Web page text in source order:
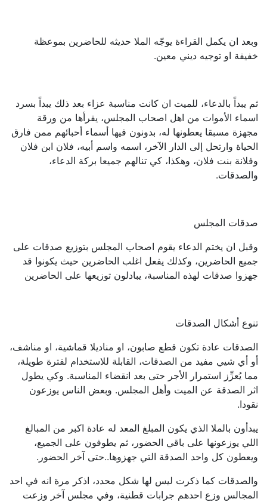
وبعد ان يكمل القراءة يوجّه الملا حديثه للحاضرين بموعظة
خفيفة او توجيه ديني معين.
ثم يبداً بالدعاء، للميت ان كانت مناسبة عزاء بعد ذلك يبداً بسرد
اسماء الأموات من اهل اصحاب المجلس، يقرأها من ورقة
مجهزة مسبقا يعطونها له، بدونون فيها أسماء أحبائهم ممن فارق
الحياة وارتحل إلى الدار الآخر، اسمه واسم أبيه، فلان ابن فلان
وفلانة بنت فلان، وهكذا، كي تنالهم جميعا بركة الدعاء،
والصدقات.
صدقات المجلس
وقبل ان يختم الدعاء يقوم اصحاب المجلس بتوزيع صدقات على
جميع الحاضرين، وكذلك يفعل اغلب الحاضرين حيث يكونوا قد
جهزوا صدقات لهذه المناسبة، يبادلون توزيعها على الحاضرين
تنوع أشكال الصدقات
الصدقات عادة تكون قطع صابون، او مناديلا قماشية، او مناشف،
أو أي شيي مفيد من الصدقات، القابلة للاستخدام لفترة طويلة،
مما يُعزِّز استمرار الأجر حتى بعد انقضاء المناسبة. وكي يطول
اثر الصدقة عن الميت وأهل المجلس. وبعض الناس يوزعون
نقودا.
يبدأون بالملا الذي يكون المبلغ المعد له عادة اكبر من المبالغ
اللي يوزعونها على باقي الحضور، ثم يطوفون على الجميع،
ويعطون كل واحد الصدقة التي جهزوها..حتى آخر الحضور.
والصدقات كما ذكرت ليس لها شكل محدد، اذكر مرة انه في احد
المجالس وزع احدهم جرابات قطنية، وفي مجلس آخر وزعت